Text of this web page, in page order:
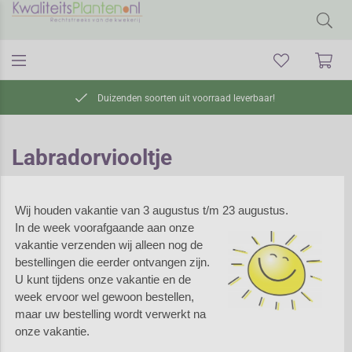
Duizenden soorten uit voorraad leverbaar!
Labradorviooltje
Labradorviooltje
Labradorviooltje behoort tot
een groot plantengeslacht. Ze
worden al eeuwenlang
gekweekt om hun fraaie
bloemen en donker blad. Knip
sliertig geworden
Wij houden vakantie van 3 augustus t/m 23 augustus.
In de week voorafgaande aan onze
vakantie verzenden wij alleen nog de
bestellingen die eerder ontvangen zijn.
U kunt tijdens onze vakantie en de
week ervoor wel gewoon bestellen,
maar uw bestelling wordt verwerkt na
onze vakantie.